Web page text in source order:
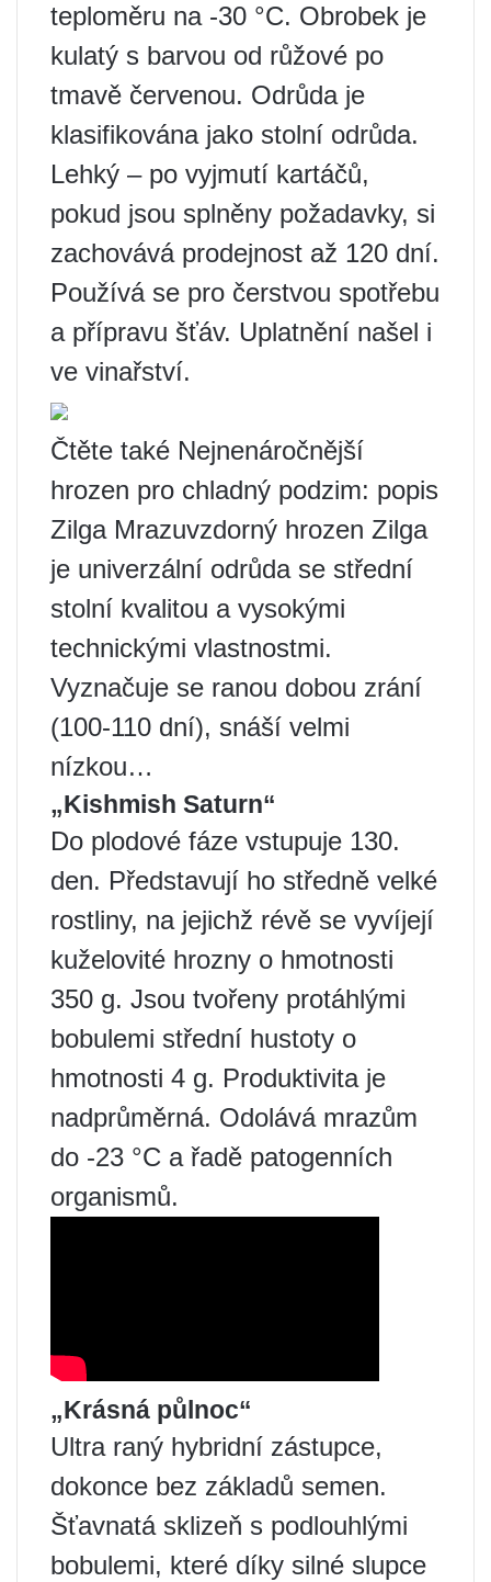
teploměru na -30 °C. Obrobek je
kulatý s barvou od růžové po
tmavě červenou. Odrůda je
klasifikována jako stolní odrůda.
Lehký – po vyjmutí kartáčů,
pokud jsou splněny požadavky, si
zachovává prodejnost až 120 dní.
Používá se pro čerstvou spotřebu
a přípravu šťáv. Uplatnění našel i
ve vinařství.
Čtěte také Nejnenáročnější
hrozen pro chladný podzim: popis
Zilga Mrazuvzdorný hrozen Zilga
je univerzální odrůda se střední
stolní kvalitou a vysokými
technickými vlastnostmi.
Vyznačuje se ranou dobou zrání
(100-110 dní), snáší velmi
nízkou…
„Kishmish Saturn“
Do plodové fáze vstupuje 130.
den. Představují ho středně velké
rostliny, na jejichž révě se vyvíjejí
kuželovité hrozny o hmotnosti
350 g. Jsou tvořeny protáhlými
bobulemi střední hustoty o
hmotnosti 4 g. Produktivita je
nadprůměrná. Odolává mrazům
do -23 °C a řadě patogenních
organismů.
„Krásná půlnoc“
Ultra raný hybridní zástupce,
dokonce bez základů semen.
Šťavnatá sklizeň s podlouhlými
bobulemi, které díky silné slupce